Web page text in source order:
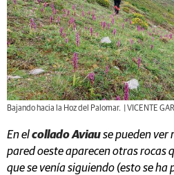
Bajando hacia la Hoz del Palomar. | VICENTE
En elcollado Aviause pueden ver
pared oeste aparecen otras rocas
que se venía siguiendo (esto se ha